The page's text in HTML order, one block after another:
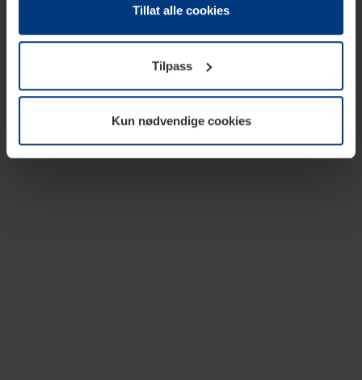
datamaskin, hvis disse er absolutt nødvendig for drift av
trenger vi din tillatelse. Du kan når som helst endre eller
tilbakekalle ditt samtykke i forklaringen av
informasjonskapselen på sidenPersonvernerklæringpå
Tillat alle cookies
Tilpass
Kun nødvendige cookies